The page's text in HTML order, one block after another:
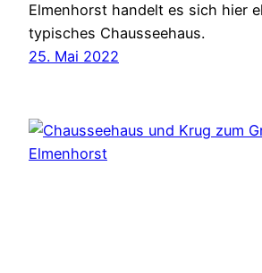
Elmenhorst handelt es sich hier
typisches Chausseehaus.
25. Mai 2022